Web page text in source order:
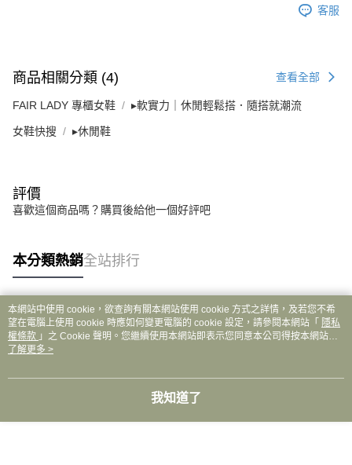
客服
商品相關分類 (4) 查看全部
FAIR LADY 專櫃女鞋 ▸軟實力｜休閒輕鬆搭．隨搭就潮流
女鞋快搜 ▸休閒鞋
評價
喜歡這個商品嗎？購買後給他一個好評吧
本分類熱銷全站排行
熱門標籤
本網站中使用 cookie，欲查詢有關本網站使用 cookie 方式之詳情，及若您不希
望在電腦上使用 cookie 時應如何變更電腦的 cookie 設定，請參閱本網站「 隱私
權條款 」之 Cookie 聲明。您繼續使用本網站即表示您同意本公司得按本網站使
用條款之 Cookie 聲明使用 cookie。
了解更多 >
我知道了